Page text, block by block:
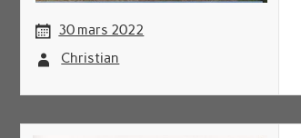
30 mars 2022
Christian